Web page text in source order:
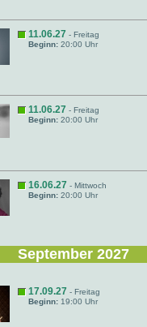
11.06.27 - Freitag
Beginn: 20:00 Uhr
11.06.27 - Freitag
Beginn: 20:00 Uhr
16.06.27 - Mittwoch
Beginn: 20:00 Uhr
September 2027
17.09.27 - Freitag
Beginn: 19:00 Uhr